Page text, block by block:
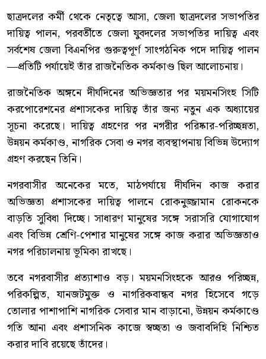
ছাত্রদলের কর্মী থেকে নেতৃত্বে আসা, জেলা ছাত্রদলের সভাপতির
দায়িত্ব পালন, পরবর্তীতে জেলা যুবদলের সভাপতির দায়িত্ব এবং
সর্বশেষ জেলা বিএনপির গুরুত্বপূর্ণ সাংগঠনিক পদে দায়িত্ব পালন
—প্রতিটি পর্যায়েই তাঁর রাজনৈতিক কর্মকাণ্ড ছিল আলোচনায়।
রাজনৈতিক অঙ্গনে দীর্ঘদিনের অভিজ্ঞতার পর ময়মনসিংহ সিটি
করপোরেশনের প্রশাসকের দায়িত্ব তাঁর জন্য নতুন এক অধ্যায়ের
সূচনা করেছে। দায়িত্ব গ্রহণের পর নগরীর পরিষ্কার-পরিচ্ছন্নতা,
উন্নয়ন কর্মকাণ্ড, নাগরিক সেবা ও নগর ব্যবস্থাপনায় বিভিন্ন উদ্যোগ
গ্রহণ করছেন তিনি।
নগরবাসীর অনেকের মতে, মাঠপর্যায়ে দীর্ঘদিন কাজ করার
অভিজ্ঞতা প্রশাসকের দায়িত্ব পালনে রোকনুজ্জামান রোকনকে
বাড়তি সুবিধা দিচ্ছে। সাধারণ মানুষের সঙ্গে সরাসরি যোগাযোগ
এবং বিভিন্ন শ্রেণি-পেশার মানুষের সঙ্গে কাজ করার অভিজ্ঞতাও
নগর পরিচালনায় ভূমিকা রাখছে।
তবে নগরবাসীর প্রত্যাশাও বড়। ময়মনসিংহকে আরও পরিচ্ছন্ন,
পরিকল্পিত, যানজটমুক্ত ও নাগরিকবান্ধব নগর হিসেবে গড়ে
তোলার পাশাপাশি নাগরিক সেবার মান বাড়ানো, উন্নয়ন কর্মকাণ্ডে
গতি আনা এবং প্রশাসনিক কাজে স্বচ্ছতা ও জবাবদিহি নিশ্চিত
করার দাবি রয়েছে তাঁদের।